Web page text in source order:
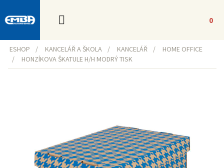
0
ESHOP KANCELÁŘ A ŠKOLA KANCELÁŘ
HOME OFFICE
HONZÍKOVA ŠKATULE H/H MODRÝ TISK